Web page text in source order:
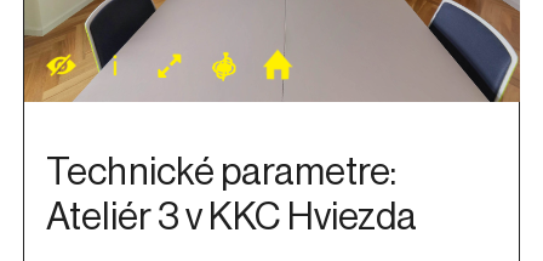
Technické parametre:
Ateliér 3 v KKC Hviezda